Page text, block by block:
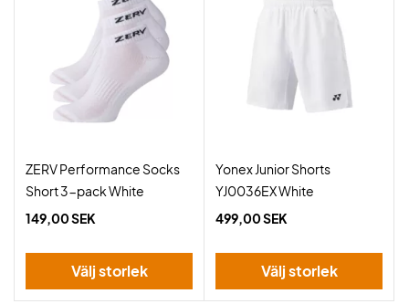
ZERV Performance Socks
Short 3-pack White
149,00 SEK
Välj storlek
Yonex Junior Shorts
YJ0036EX White
499,00 SEK
Välj storlek